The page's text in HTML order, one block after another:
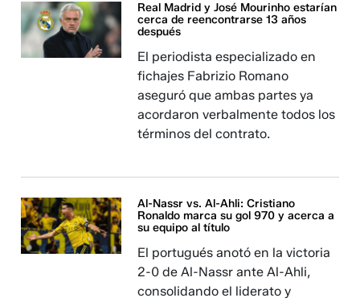
Real Madrid y José Mourinho estarían
cerca de reencontrarse 13 años
después
El periodista especializado en
fichajes Fabrizio Romano
aseguró que ambas partes ya
acordaron verbalmente todos los
términos del contrato.
Al-Nassr vs. Al-Ahli: Cristiano
Ronaldo marca su gol 970 y acerca a
su equipo al título
El portugués anotó en la victoria
2-0 de Al-Nassr ante Al-Ahli,
consolidando el liderato y